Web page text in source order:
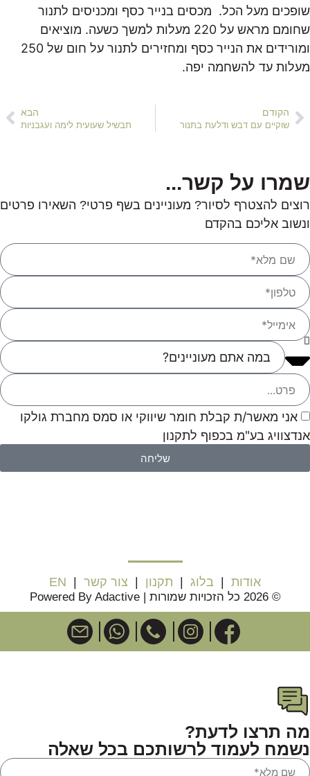
שופכים מעל הכל. מכסים בנייר כסף ומכניסים לתנור
שחומם מראש על 220 מעלות למשך כשעה. מוציאים
ומורידים את הנייר כסף ומחזירים לתנור על חום של 250
מעלות עד להשחמה יפה.
הקודם
שוקיים עם דבש ודלעת בתנור
הבא
תבשיל שעועית לימה ועגבניות‎
שמרו על קשר...
רוצים להצטרף לסיור? מעוניינים בשף פרטי? השאירו פרטים
ונשוב אליכם בהקדם
אני מאשר/ת קבלת חומר שיווקי או סמס מחברת גולקו
אנדצוויג בע"מ בכפוף לתקנון
שליחה
אודות | בלוג | תקנון | צור קשר |
EN
© 2026 כל הזכויות שמורות | Powered By Adactive
מה תרצו לדעת?
נשמח לעמוד לרשותכם בכל שאלה